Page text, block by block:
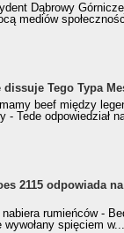
Dąbrowy
mediów
dissuje Tego Typa
beef między
- Tede odpowiedział
2115 odpowiada
nabiera rumieńców -
wywołany spięciem w...